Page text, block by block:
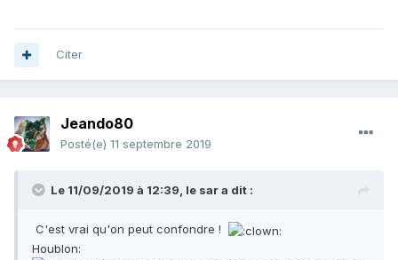
Citer
Jeando80
Posté(e) 11 septembre 2019
Le 11/09/2019 à 12:39, le sara dit :
C'est vrai qu'on peut confondre !
Houblon: